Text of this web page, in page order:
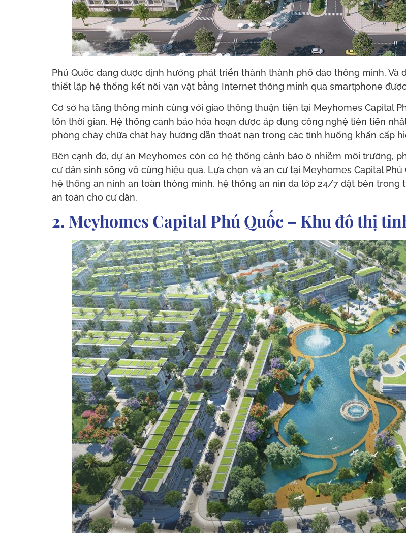
Phú Quốc đang được định hướng phát triển thành thành phố đảo thông minh. Và
thiết lập hệ thống kết nôi vạn vật bằng Internet thông minh qua smartphone
Cơ sở hạ tầng thông minh cùng với giao thông thuận tiện tại Meyhomes Capital
tốn thời gian. Hệ thống cảnh báo hỏa hoạn được áp dụng công nghệ tiên tiến
phòng cháy chữa chát hay hướng dẫn thoát nạn trong các tình huống khẩn cấp
Bên cạnh đó, dự án Meyhomes còn có hệ thống cảnh báo ô nhiễm môi trường,
cư dân sinh sống vô cùng hiệu quả. Lựa chọn và an cư tại Meyhomes Capital
hệ thống an ninh an toàn thông minh, hệ thống an nin đa lớp 24/7 đặt bên
an toàn cho cư dân.
2. Meyhomes Capital Phú Quốc – Khu đô thị